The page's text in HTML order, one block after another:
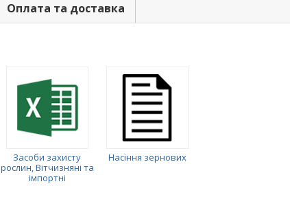
Оплата та доставка
Засоби захисту
рослин, Вітчизняні та
імпортні
Насіння зернових